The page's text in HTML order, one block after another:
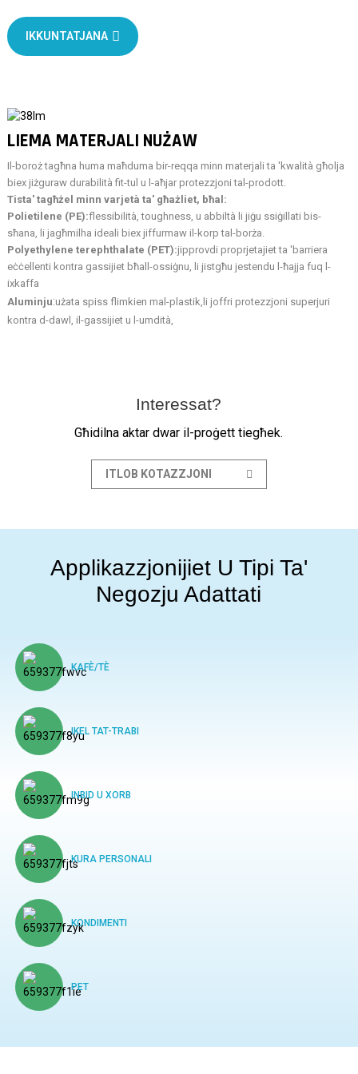
IKKUNTATJANA
LIEMA MATERJALI NUŻAW
Il-boroż tagħna huma maħduma bir-reqqa minn materjali ta 'kwalità għolja
biex jiżguraw durabilità fit-tul u l-aħjar protezzjoni tal-prodott.
Tista' tagħżel minn varjetà ta' għażliet, bħal:
Polietilene (PE):flessibilità, toughness, u abbiltà li jiġu ssiġillati bis-
sħana, li jagħmilha ideali biex jiffurmaw il-korp tal-borża.
Polyethylene terephthalate (PET):jipprovdi proprjetajiet ta 'barriera
eċċellenti kontra gassijiet bħall-ossiġnu, li jistgħu jestendu l-ħajja fuq l-
ixkaffa
Aluminju:użata spiss flimkien mal-plastik, li joffri protezzjoni superjuri
kontra d-dawl, il-gassijiet u l-umdità,
Interessat?
Għidilna aktar dwar il-proġett tiegħek.
ITLOB KOTAZZJONI
Applikazzjonijiet U Tipi Ta'
Negozju Adattati
KAFÈ/TÈ
IKEL TAT-TRABI
INBID U XORB
KURA PERSONALI
KONDIMENTI
PET